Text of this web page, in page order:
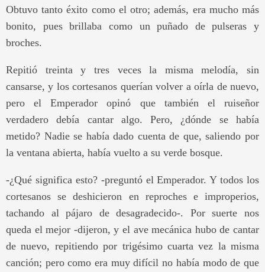
Obtuvo tanto éxito como el otro; además, era mucho más
bonito, pues brillaba como un puñado de pulseras y
broches.
Repitió treinta y tres veces la misma melodía, sin
cansarse, y los cortesanos querían volver a oírla de nuevo,
pero el Emperador opinó que también el ruiseñor
verdadero debía cantar algo. Pero, ¿dónde se había
metido? Nadie se había dado cuenta de que, saliendo por
la ventana abierta, había vuelto a su verde bosque.
-¿Qué significa esto? -preguntó el Emperador. Y todos los
cortesanos se deshicieron en reproches e improperios,
tachando al pájaro de desagradecido-. Por suerte nos
queda el mejor -dijeron, y el ave mecánica hubo de cantar
de nuevo, repitiendo por trigésimo cuarta vez la misma
canción; pero como era muy difícil no había modo de que